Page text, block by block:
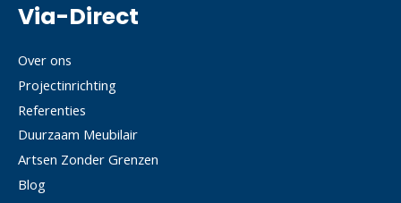
Via-Direct
Over ons
Projectinrichting
Referenties
Duurzaam Meubilair
Artsen Zonder Grenzen
Blog